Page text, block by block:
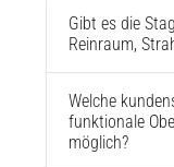
Gibt es die
Reinraum,
Welche
funktionale
möglich?